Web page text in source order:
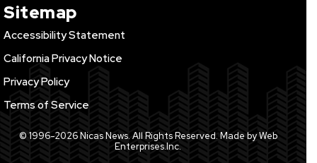
Sitemap
Accessibility Statement
California Privacy Notice
Privacy Policy
Terms of Service
© 1996-2026 Nicas News. All Rights Reserved. Made by Web
Enterprises.Inc.